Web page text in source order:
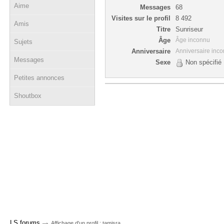
Aime
Amis
Sujets
Messages
Petites annonces
Shoutbox
Messages
68
Visites sur le profil
8 492
Titre
Sunriseur
Âge
Âge inconnu
Anniversaire Anniversaire
Sexe Non spécifié